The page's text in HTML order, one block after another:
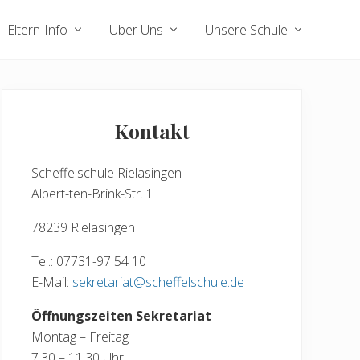
Eltern-Info Über Uns Unsere Schule
Kontakt
Scheffelschule Rielasingen
Albert-ten-Brink-Str. 1
78239 Rielasingen
Tel.: 07731-97 54 10
E-Mail: sekretariat@scheffelschule.de
Öffnungszeiten Sekretariat
Montag – Freitag